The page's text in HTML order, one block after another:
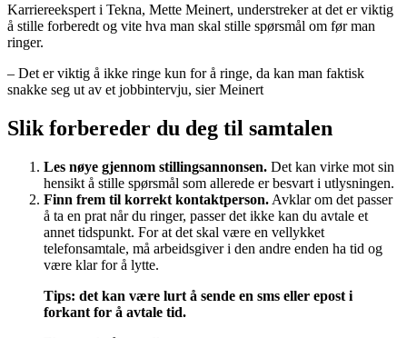
Karriereekspert i Tekna, Mette Meinert, understreker at det er viktig
å stille forberedt og vite hva man skal stille spørsmål om før man
ringer.
– Det er viktig å ikke ringe kun for å ringe, da kan man faktisk
snakke seg ut av et jobbintervju, sier Meinert
Slik forbereder du deg til samtalen
Les nøye gjennom stillingsannonsen. Det kan virke mot sin
hensikt å stille spørsmål som allerede er besvart i utlysningen.
Finn frem til korrekt kontaktperson. Avklar om det passer
å ta en prat når du ringer, passer det ikke kan du avtale et
annet tidspunkt. For at det skal være en vellykket
telefonsamtale, må arbeidsgiver i den andre enden ha tid og
være klar for å lytte.
Tips: det kan være lurt å sende en sms eller epost i
forkant for å avtale tid.